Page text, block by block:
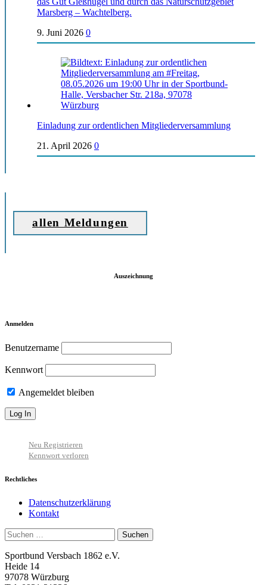
Marsberg – Wachtelberg.
9. Juni 2026 0
Einladung zur ordentlichen Mitgliederversammlung
21. April 2026 0
allen Meldungen
Auszeichnung
Anmelden
Benutzername
Kennwort
Angemeldet bleiben
Neu Registrieren
Kennwort verloren
Rechtliches
Datenschutzerklärung
Kontakt
Suchen
nach:
Sportbund Versbach 1862 e.V.
Heide 14
97078 Würzburg